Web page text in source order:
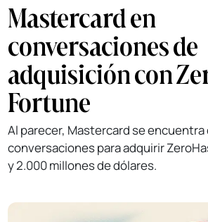
Mastercard en
conversaciones de
adquisición con
Fortune
Al parecer, Mastercard se encuentra
conversaciones para adquirir
y 2.000 millones de dólares.